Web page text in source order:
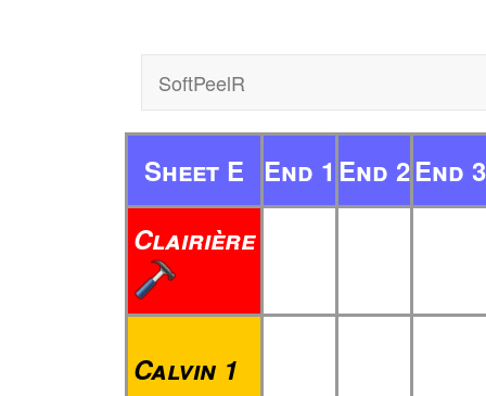
SoftPeelR
Sheet E End 1 End 2End 3
Clairière
Calvin 1